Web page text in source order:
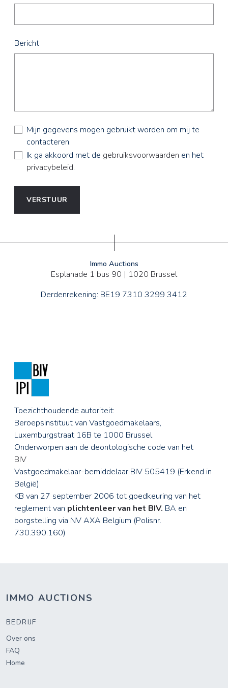
Bericht
Mijn gegevens mogen gebruikt worden om mij te
contacteren.
Ik ga akkoord met de gebruiksvoorwaarden en het
privacybeleid.
VERSTUUR
Immo Auctions
Esplanade 1 bus 90 | 1020 Brussel
Derdenrekening: BE19 7310 3299 3412
Toezichthoudende autoriteit:
Beroepsinstituut van Vastgoedmakelaars,
Luxemburgstraat 16B te 1000 Brussel
Onderworpen aan de deontologische code van het
BIV
Vastgoedmakelaar-bemiddelaar BIV 505419 (Erkend in
België)
KB van 27 september 2006 tot goedkeuring van het
reglement van plichtenleer van het BIV. BA en
borgstelling via NV AXA Belgium (Polisnr.
730.390.160)
IMMO AUCTIONS
BEDRIJF
Over ons
FAQ
Home